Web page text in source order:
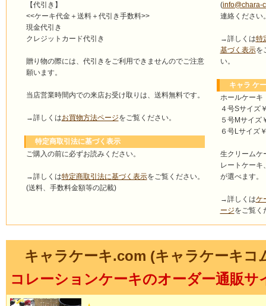
【代引き】
<<ケーキ代金＋送料＋代引き手数料>>
現金代引き
クレジットカード代引き
贈り物の際には、代引きをご利用できませんのでご注意
願います。
当店営業時間内での来店お受け取りは、送料無料です。
→詳しくはお買物方法ページをご覧ください。
特定商取引法に基づく表示
ご購入の前に必ずお読みください。
→詳しくは特定商取引法に基づく表示をご覧ください。
(送料、手数料金額等の記載)
(info@chara-
連絡ください
→詳しくは特
基づく表示を
い。
キャラ ケ
ホールケーキ
４号Sサイズ
５号Mサイズ
６号Lサイズ
生クリームケ
レートケーキ
が選べます。
→詳しくはケ
ージをご覧く
キャラケーキ.com (キャラケーキコ
コレーションケーキのオーダー通販サ